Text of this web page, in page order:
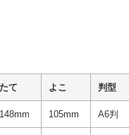
たて よこ 判型
148mm 105mm A6判